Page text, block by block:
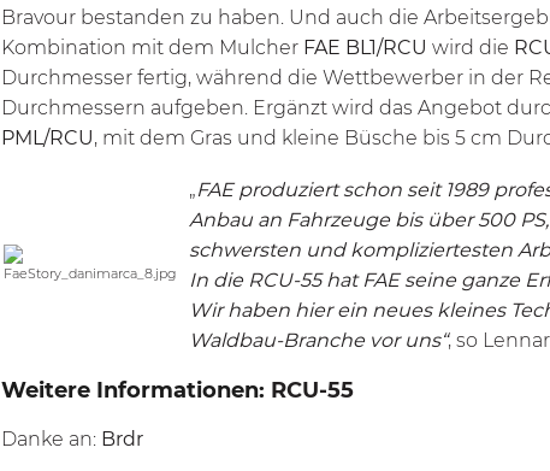
Bravour bestanden zu haben. Und auch die
Kombination mit dem Mulcher FAE BL1/RCU wird die
Durchmesser fertig, während die Wettbewerber in der
Durchmessern aufgeben. Ergänzt wird das Angebot
PML/RCU, mit dem Gras und kleine Büsche bis 5 cm
„FAE produziert schon seit 1989
Anbau an Fahrzeuge bis über 500
schwersten und kompliziertesten
In die RCU-55hat FAE seine ganze
Wir haben hier ein neues kleines
Waldbau-Branche vor uns“, so
Weitere Informationen: RCU-55
Danke an: Brdr